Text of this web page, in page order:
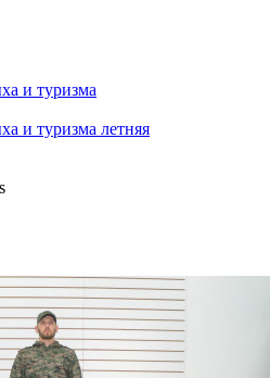
и туризма
и туризма летняя